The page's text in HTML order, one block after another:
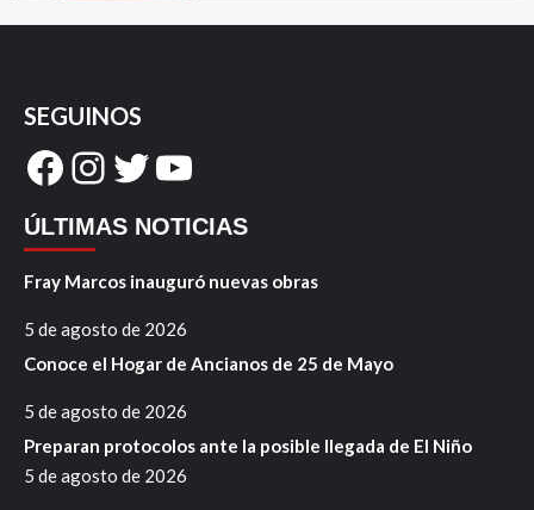
SEGUINOS
Facebook
Instagram
Twitter
YouTube
ÚLTIMAS NOTICIAS
Fray Marcos inauguró nuevas obras
5 de agosto de 2026
Conoce el Hogar de Ancianos de 25 de Mayo
5 de agosto de 2026
Preparan protocolos ante la posible llegada de El Niño
5 de agosto de 2026